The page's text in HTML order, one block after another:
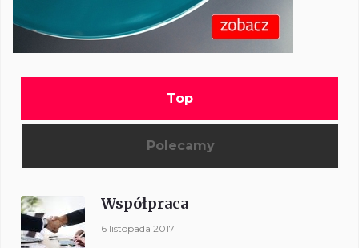
Top
Polecamy
Współpraca
6 listopada 2017